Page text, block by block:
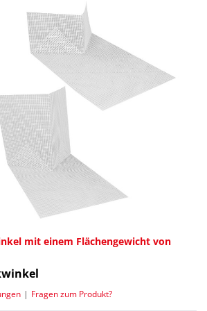
mit einem Flächengewicht von
| Fragen zum Produkt?